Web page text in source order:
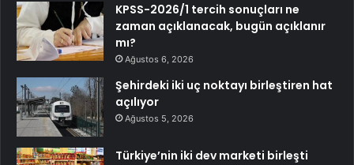
KPSS-2026/1 tercih sonuçları ne
zaman açıklanacak, bugün açıklanır
mı?
Ağustos 6, 2026
Şehirdeki iki uç noktayı birleştiren hat
açılıyor
Ağustos 5, 2026
Türkiye’nin iki dev marketi birleşti